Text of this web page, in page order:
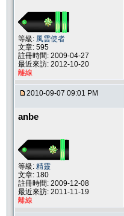
等級: 風雲使者
文章: 595
註冊時間: 2009-04-27
最近來訪: 2012-10-20
離線
2010-09-07 09:01 PM
anbe
等級: 精靈
文章: 180
註冊時間: 2009-12-08
最近來訪: 2011-11-19
離線